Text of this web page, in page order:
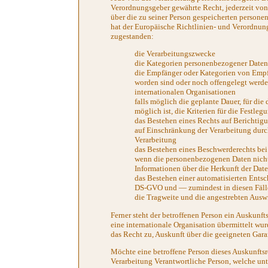
Verordnungsgeber gewährte Recht, jederzeit
über die zu seiner Person gespeicherten
hat der Europäische Richtlinien- und
zugestanden:
die Verarbeitungszwecke
die Kategorien personenbezogener
die Empfänger oder Kategorien von
worden sind oder noch offengelegt
internationalen Organisationen
falls möglich die geplante Dauer, für die
möglich ist, die Kriterien für die
das Bestehen eines Rechts auf
auf Einschränkung der Verarbeitung
Verarbeitung
das Bestehen eines Beschwerderechts
wenn die personenbezogenen Daten
Informationen über die Herkunft der
das Bestehen einer automatisierten
DS-GVO und — zumindest in diesen
die Tragweite und die angestrebten
Ferner steht der betroffenen Person ein
eine internationale Organisation übermittelt
das Recht zu, Auskunft über die geeigneten
Möchte eine betroffene Person dieses
Verarbeitung Verantwortliche Person, welche